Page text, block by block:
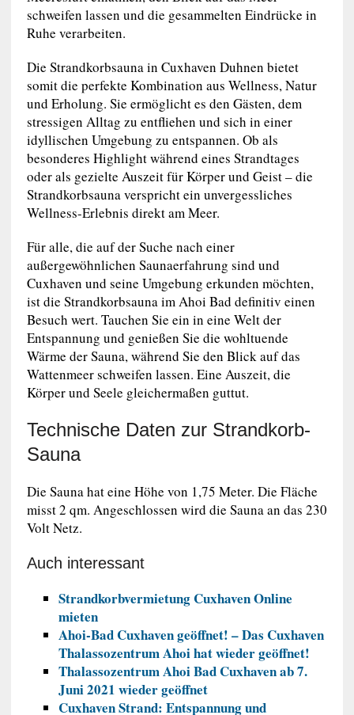
schweifen lassen und die gesammelten Eindrücke in
Ruhe verarbeiten.
Die Strandkorbsauna in Cuxhaven Duhnen bietet
somit die perfekte Kombination aus Wellness, Natur
und Erholung. Sie ermöglicht es den Gästen, dem
stressigen Alltag zu entfliehen und sich in einer
idyllischen Umgebung zu entspannen. Ob als
besonderes Highlight während eines Strandtages
oder als gezielte Auszeit für Körper und Geist – die
Strandkorbsauna verspricht ein unvergessliches
Wellness-Erlebnis direkt am Meer.
Für alle, die auf der Suche nach einer
außergewöhnlichen Saunaerfahrung sind und
Cuxhaven und seine Umgebung erkunden möchten,
ist die Strandkorbsauna im Ahoi Bad definitiv einen
Besuch wert. Tauchen Sie ein in eine Welt der
Entspannung und genießen Sie die wohltuende
Wärme der Sauna, während Sie den Blick auf das
Wattenmeer schweifen lassen. Eine Auszeit, die
Körper und Seele gleichermaßen guttut.
Technische Daten zur Strandkorb-
Sauna
Die Sauna hat eine Höhe von 1,75 Meter. Die Fläche
misst 2 qm. Angeschlossen wird die Sauna an das 230
Volt Netz.
Auch interessant
Strandkorbvermietung Cuxhaven Online
mieten
Ahoi-Bad Cuxhaven geöffnet! – Das Cuxhaven
Thalassozentrum Ahoi hat wieder geöffnet!
Thalassozentrum Ahoi Bad Cuxhaven ab 7.
Juni 2021 wieder geöffnet
Cuxhaven Strand: Entspannung und